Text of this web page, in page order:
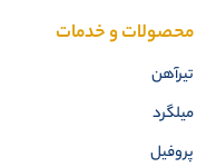
محصولات و خدمات
تیرآهن
میلگرد
پروفیل